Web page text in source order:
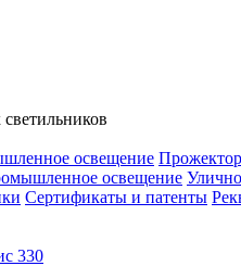
освещение
освещение
Сертификаты и патенты
330